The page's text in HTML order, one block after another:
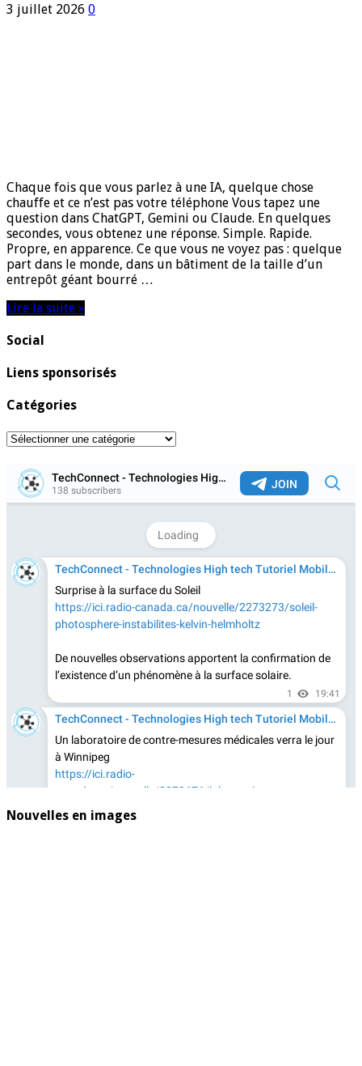
3 juillet 2026 0
Chaque fois que vous parlez à une IA, quelque chose
chauffe et ce n’est pas votre téléphone Vous tapez une
question dans ChatGPT, Gemini ou Claude. En quelques
secondes, vous obtenez une réponse. Simple. Rapide.
Propre, en apparence. Ce que vous ne voyez pas : quelque
part dans le monde, dans un bâtiment de la taille d’un
entrepôt géant bourré …
Lire la suite »
Social
Liens sponsorisés
Catégories
Catégories
Nouvelles en images